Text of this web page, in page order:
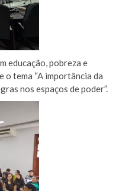
educação, pobreza e
tema “A importância da
nos espaços de poder”.